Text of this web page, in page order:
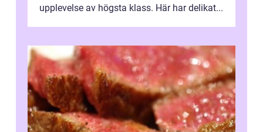
upplevelse av högsta klass. Här har delikat...